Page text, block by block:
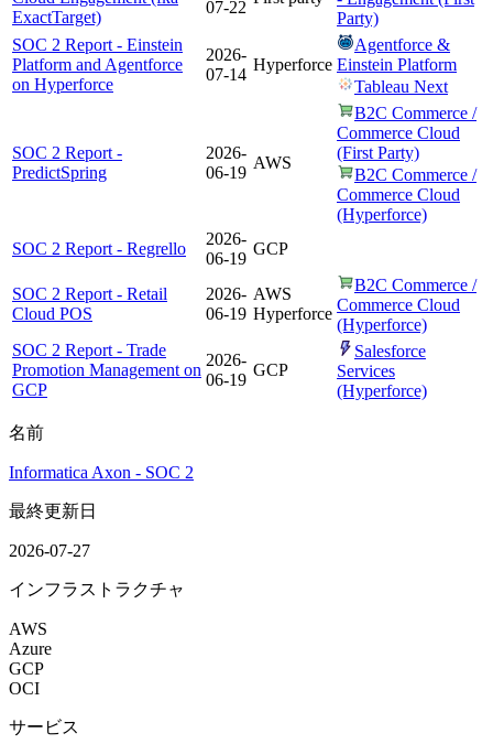
ExactTarget)
07-22
Party)
SOC 2 Report - Einstein
Platform and Agentforce
on Hyperforce
2026-
07-14
Hyperforce
Agentforce &
Einstein Platform
Tableau Next
SOC 2 Report -
PredictSpring
2026-
06-19
AWS
B2C Commerce /
Commerce Cloud
(First Party)
B2C Commerce /
Commerce Cloud
(Hyperforce)
SOC 2 Report - Regrello
2026-
06-19
GCP
SOC 2 Report - Retail
Cloud POS
2026-
06-19
AWS
Hyperforce
B2C Commerce /
Commerce Cloud
(Hyperforce)
SOC 2 Report - Trade
Promotion Management on
GCP
2026-
06-19
GCP
Salesforce
Services
(Hyperforce)
名前
Informatica Axon - SOC 2
最終更新日
2026-07-27
インフラストラクチャ
AWS
Azure
GCP
OCI
サービス